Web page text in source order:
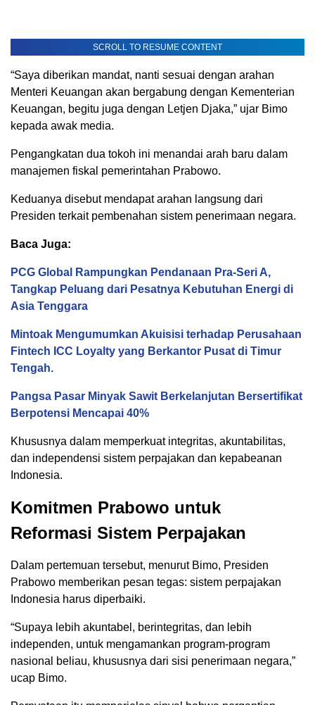
SCROLL TO RESUME CONTENT
“Saya diberikan mandat, nanti sesuai dengan arahan
Menteri Keuangan akan bergabung dengan Kementerian
Keuangan, begitu juga dengan Letjen Djaka,” ujar Bimo
kepada awak media.
Pengangkatan dua tokoh ini menandai arah baru dalam
manajemen fiskal pemerintahan Prabowo.
Keduanya disebut mendapat arahan langsung dari
Presiden terkait pembenahan sistem penerimaan negara.
Baca Juga:
PCG Global Rampungkan Pendanaan Pra-Seri A,
Tangkap Peluang dari Pesatnya Kebutuhan Energi di
Asia Tenggara
Mintoak Mengumumkan Akuisisi terhadap Perusahaan
Fintech ICC Loyalty yang Berkantor Pusat di Timur
Tengah.
Pangsa Pasar Minyak Sawit Berkelanjutan Bersertifikat
Berpotensi Mencapai 40%
Khususnya dalam memperkuat integritas, akuntabilitas,
dan independensi sistem perpajakan dan kepabeanan
Indonesia.
Komitmen Prabowo untuk
Reformasi Sistem Perpajakan
Dalam pertemuan tersebut, menurut Bimo, Presiden
Prabowo memberikan pesan tegas: sistem perpajakan
Indonesia harus diperbaiki.
“Supaya lebih akuntabel, berintegritas, dan lebih
independen, untuk mengamankan program-program
nasional beliau, khususnya dari sisi penerimaan negara,”
ucap Bimo.